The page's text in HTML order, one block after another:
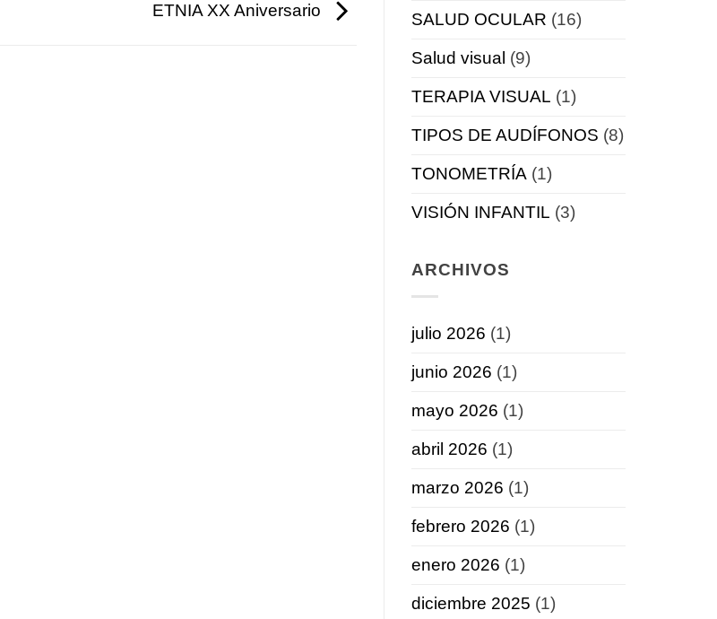
ETNIA XX Aniversario SALUD OCULAR (16)
Salud visual (9)
TERAPIA VISUAL (1)
TIPOS DE AUDÍFONOS (8)
TONOMETRÍA (1)
VISIÓN INFANTIL (3)
ARCHIVOS
julio 2026 (1)
junio 2026 (1)
mayo 2026 (1)
abril 2026 (1)
marzo 2026 (1)
febrero 2026 (1)
enero 2026 (1)
diciembre 2025 (1)